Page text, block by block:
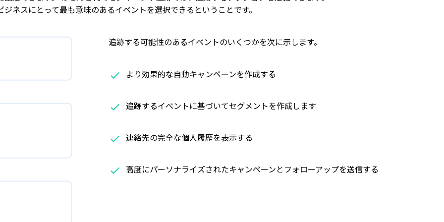
ジネスにとって最も意味のあるイベントを選択できるということです。
追跡する可能性のあるイベントのいくつかを次に示します。
より効果的な自動キャンペーンを作成する
追跡するイベントに基づいてセグメントを作成します
連絡先の完全な個人履歴を表示する
高度にパーソナライズされたキャンペーンとフォローアップを送信する